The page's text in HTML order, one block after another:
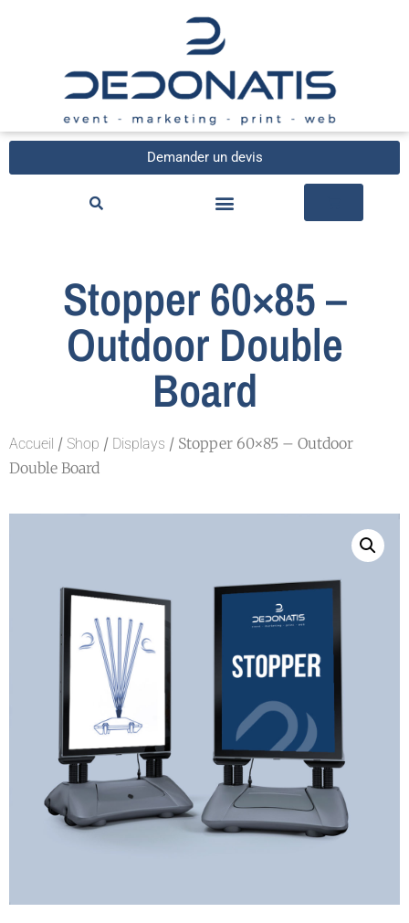
Demander un devis
Stopper 60×85 –
Outdoor Double
Board
Accueil / Shop / Displays / Stopper 60×85 – Outdoor
Double Board